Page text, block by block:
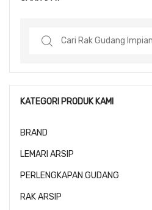
Search
KATEGORI PRODUK KAMI
BRAND
LEMARI ARSIP
PERLENGKAPAN GUDANG
RAK ARSIP